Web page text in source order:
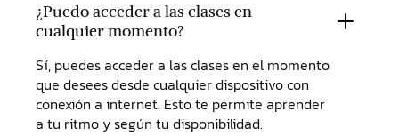
¿Puedo acceder a las clases en
cualquier momento?
Sí, puedes acceder a las clases en el momento
que desees desde cualquier dispositivo con
conexión a internet. Esto te permite aprender
a tu ritmo y según tu disponibilidad.